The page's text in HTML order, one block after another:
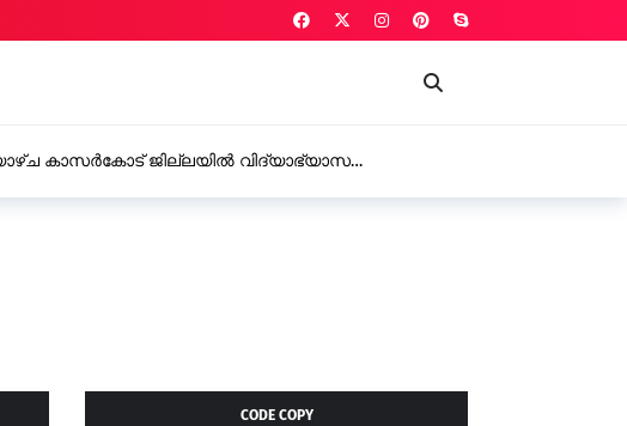
പള്ളിക്കര പഞ്ചായത്ത് യു.ഡി.എഫ് അംഗം ടി. സമീറ
CODE COPY